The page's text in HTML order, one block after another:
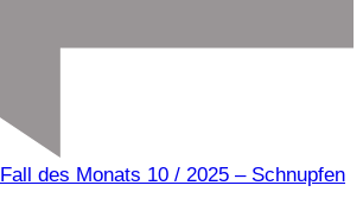
Fall des Monats 10 / 2025 – Schnupfen